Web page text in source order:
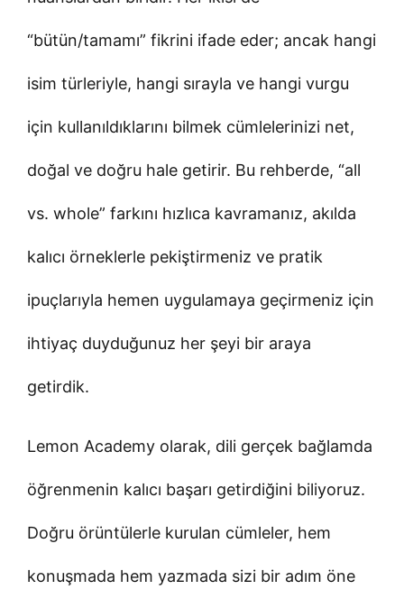
“bütün/tamamı” fikrini ifade eder; ancak hangi
isim türleriyle, hangi sırayla ve hangi vurgu
için kullanıldıklarını bilmek cümlelerinizi net,
doğal ve doğru hale getirir. Bu rehberde, “all
vs. whole” farkını hızlıca kavramanız, akılda
kalıcı örneklerle pekiştirmeniz ve pratik
ipuçlarıyla hemen uygulamaya geçirmeniz için
ihtiyaç duyduğunuz her şeyi bir araya
getirdik.
Lemon Academy olarak, dili gerçek bağlamda
öğrenmenin kalıcı başarı getirdiğini biliyoruz.
Doğru örüntülerle kurulan cümleler, hem
konuşmada hem yazmada sizi bir adım öne